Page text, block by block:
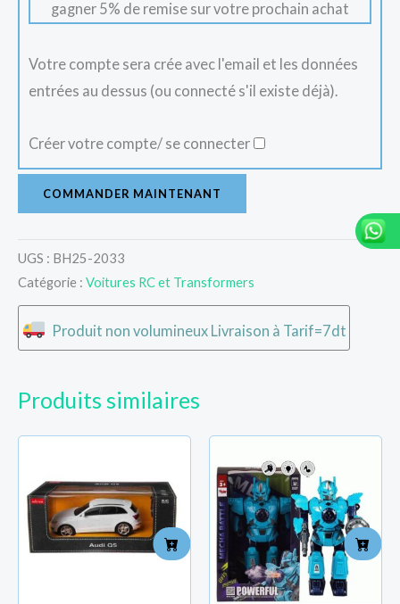
gagner 5% de remise sur votre prochain achat
Votre compte sera crée avec l'email et les données
entrées au dessus (ou connecté s'il existe déjà).
Créer votre compte/ se connecter
COMMANDER MAINTENANT
UGS : BH25-2033
Catégorie : Voitures RC et Transformers
Produit non volumineux Livraison à Tarif=7dt
Produits similaires